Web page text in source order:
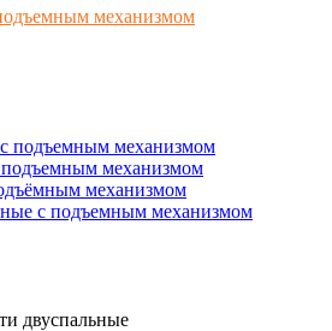
механизмом
подъемным механизмом
подъемным механизмом
механизмом
с подъемным механизмом
двуспальные